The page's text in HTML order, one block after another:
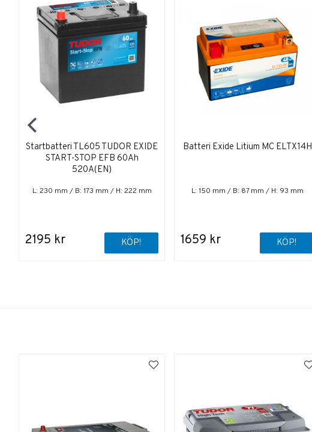
Startbatteri TL605 TUDOR EXIDE
START-STOP EFB 60Ah
520A(EN)
L: 230 mm / B: 173 mm / H: 222 mm
2195 kr KÖP!
Batteri Exide Litium MC ELTX14H
L: 150 mm / B: 87 mm / H: 93 mm
1659 kr KÖP!